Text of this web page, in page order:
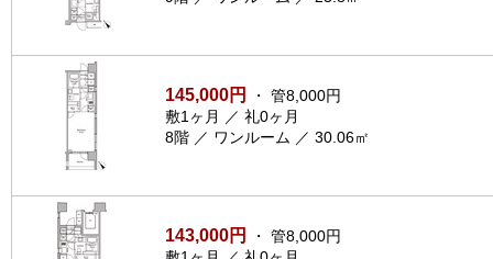
145,000円
・ 管8,000円
敷1ヶ月 ／ 礼0ヶ月
8階 ／ ワンルーム ／ 30.06㎡
143,000円
・ 管8,000円